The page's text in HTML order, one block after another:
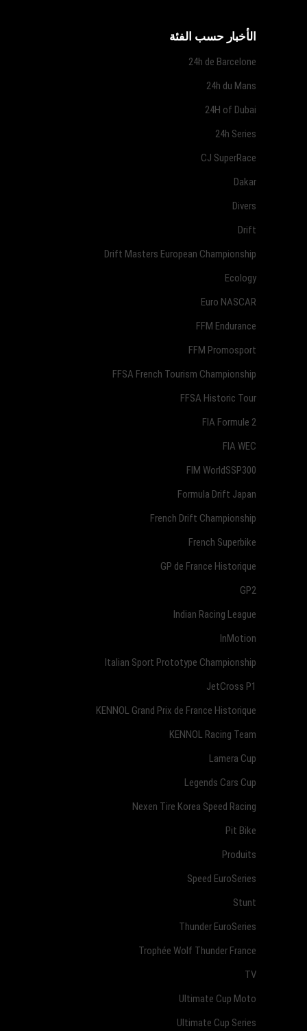
الأخبار حسب الفئة
24h de Barcelone
24h du Mans
24H of Dubai
24h Series
CJ SuperRace
Dakar
Divers
Drift
Drift Masters European Championship
Ecology
Euro NASCAR
FFM Endurance
FFM Promosport
FFSA French Tourism Championship
FFSA Historic Tour
FIA Formule 2
FIA WEC
FIM WorldSSP300
Formula Drift Japan
French Drift Championship
French Superbike
GP de France Historique
GP2
Indian Racing League
InMotion
Italian Sport Prototype Championship
JetCross P1
KENNOL Grand Prix de France Historique
KENNOL Racing Team
Lamera Cup
Legends Cars Cup
Nexen Tire Korea Speed Racing
Pit Bike
Produits
Speed EuroSeries
Stunt
Thunder EuroSeries
Trophée Wolf Thunder France
TV
Ultimate Cup Moto
Ultimate Cup Series